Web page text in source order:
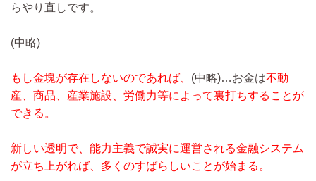
らやり直しです。
(中略)
もし金塊が存在しないのであれば、 (中略)…お金は不動
産、商品、産業施設、労働力等によって裏打ちすることが
できる。
新しい透明で、能力主義で誠実に運営される金融システム
が立ち上がれば、多くのすばらしいことが始まる。